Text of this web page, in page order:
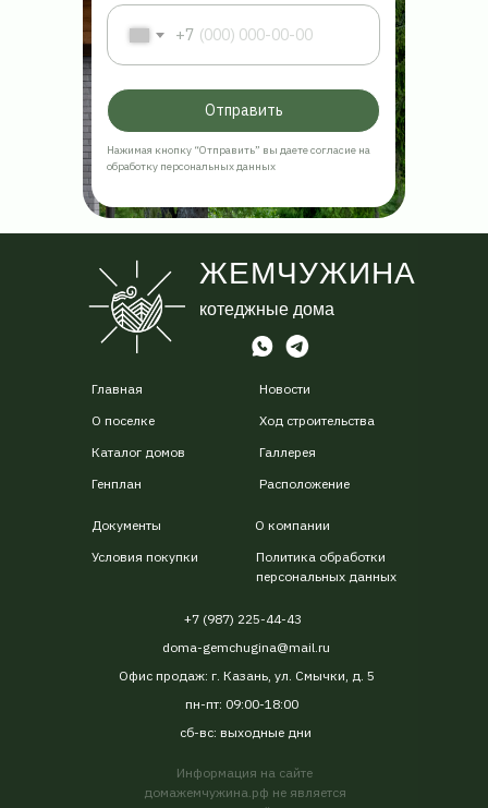
Отправить
Нажимая кнопку “Отправить” вы даете согласие на
обработку персональных данных
+7
Главная
О поселке
Каталог домов
Генплан
Новости
Ход строительства
Галлерея
Расположение
Документы
Условия покупки
О компании
Политика обработки
персональных данных
+7 (987) 225-44-43
doma-gemchugina@mail.ru
Офис продаж: г. Казань, ул. Смычки, д. 5
пн-пт: 09:00-18:00
сб-вс: выходные дни
Информация на сайте
домажемчужина.рф не является
ЖЕМЧУЖИНА
котеджные дома